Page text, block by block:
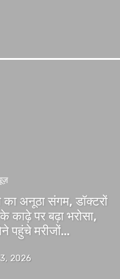
अनूठा संगम, डॉक्टरों
काढ़े पर बढ़ा भरोसा,
पहुंचे मरीजों...
2026